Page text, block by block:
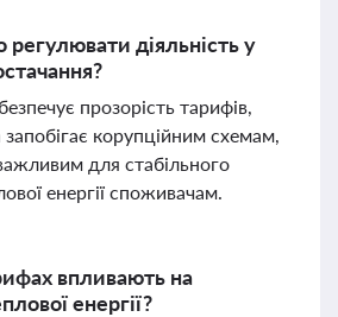
діяльність у
прозорість тарифів,
запобігає корупційним схемам,
для стабільного
енергії споживачам.
впливають на
енергії?